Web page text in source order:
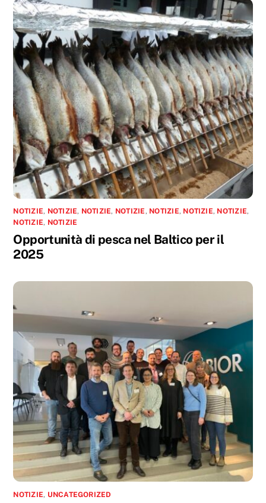
NOTIZIE, NOTIZIE, NOTIZIE, NOTIZIE, NOTIZIE, NOTIZIE, NOTIZIE,
NOTIZIE, NOTIZIE
Opportunità di pesca nel Baltico per il
2025
NOTIZIE, UNCATEGORIZED